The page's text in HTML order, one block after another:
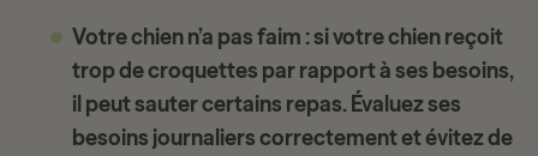
Votre chien n’a pas faim : si votre chien reçoit
trop de croquettes par rapport à ses besoins,
il peut sauter certains repas. Évaluez ses
besoins journaliers correctement et évitez de